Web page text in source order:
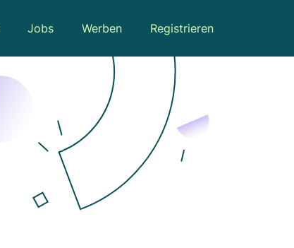
Jobs Werben Registrieren